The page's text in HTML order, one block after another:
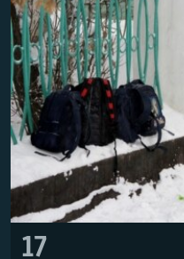
17